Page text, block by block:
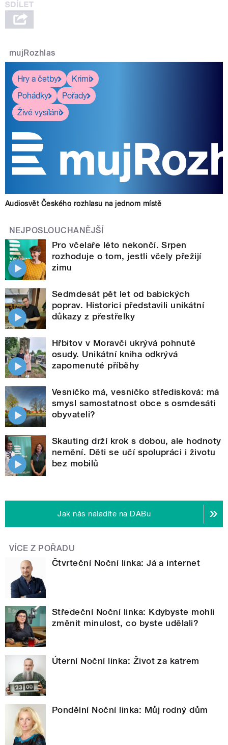
mujRozhlas
Hry a četby
Krimi
Pohádky
Pořady
Živé vysílání
Audiosvět Českého rozhlasu na jednom místě
NEJPOSLOUCHANĚJŠÍ
Pro včelaře léto nekončí. Srpen
rozhoduje o tom, jestli včely přežijí
zimu
Sedmdesát pět let od babických
poprav. Historici představili unikátní
důkazy z přestřelky
Hřbitov v Moravči ukrývá pohnuté
osudy. Unikátní kniha odkrývá
zapomenuté příběhy
Vesničko má, vesničko středisková: má
smysl samostatnost obce s osmdesáti
obyvateli?
Skauting drží krok s dobou, ale hodnoty
nemění. Děti se učí spolupráci i životu
bez mobilů
Jak nás naladíte na DABu
VÍCE Z POŘADU
Čtvrteční Noční linka: Já a internet
Středeční Noční linka: Kdybyste mohli
změnit minulost, co byste udělali?
Úterní Noční linka: Život za katrem
Pondělní Noční linka: Můj rodný dům